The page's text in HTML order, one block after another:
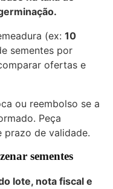
(ex: 10
sementes por
ofertas e
ou reembolso se a
Peça
prazo de validade.
sementes
lote, nota fiscal e